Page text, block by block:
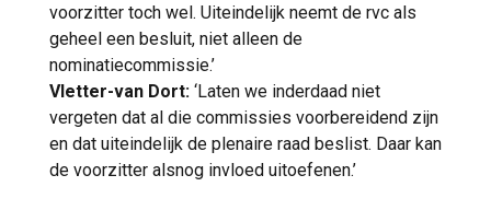
voorzitter toch wel. Uiteindelijk neemt de rvc als
geheel een besluit, niet alleen de
nominatiecommissie.’
Vletter-van Dort: ‘Laten we inderdaad niet
vergeten dat al die commissies voorbereidend zijn
en dat uiteindelijk de plenaire raad beslist. Daar kan
de voorzitter alsnog invloed uitoefenen.’